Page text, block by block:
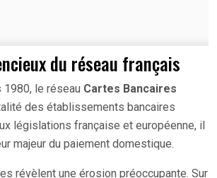
du réseau français
le réseau Cartes Bancaires
des établissements bancaires
législations française et européenne, il
majeur du paiement domestique.
révèlent une érosion préoccupante. Sur